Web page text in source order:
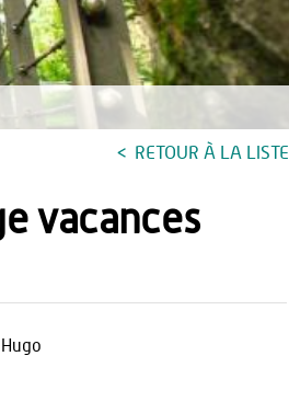
RETOUR À LA LISTE
vacances